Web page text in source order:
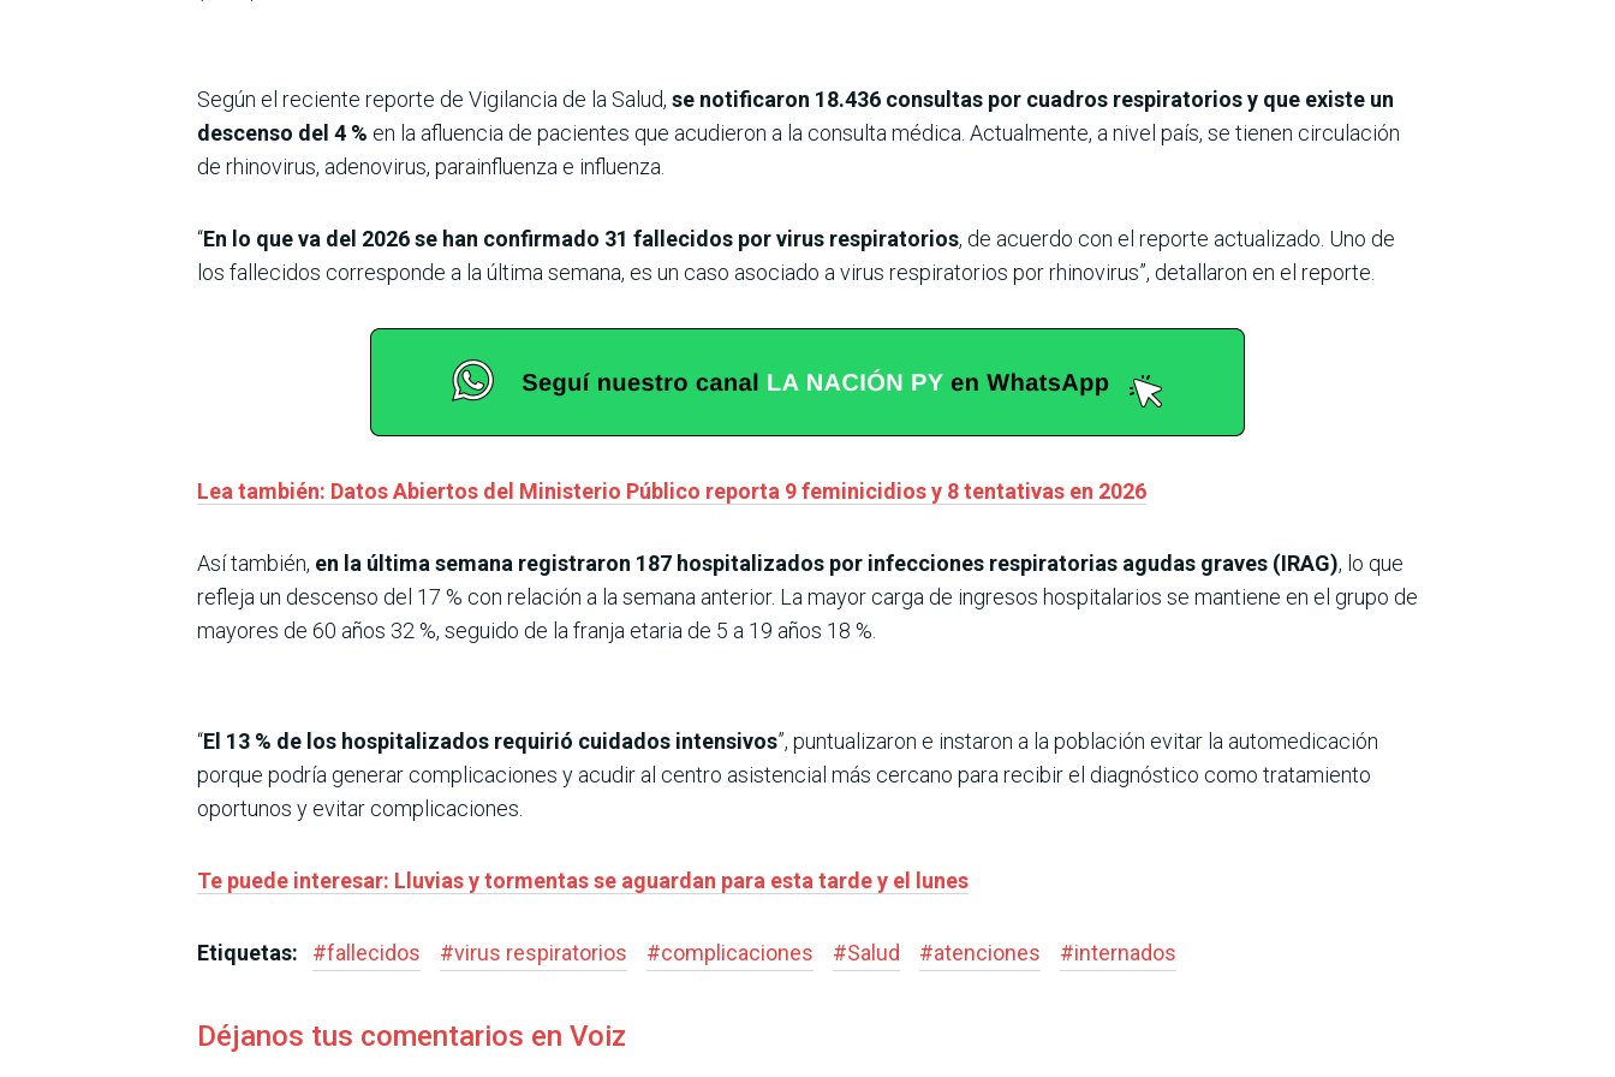
Según el reciente reporte de Vigilancia de la Salud, se notificaron 18.436 consultas por cuadros respiratorios y que existe un
descenso del 4 % en la afluencia de pacientes que acudieron a la consulta médica. Actualmente, a nivel país, se tienen circulación
de rhinovirus, adenovirus, parainfluenza e influenza.
“En lo que va del 2026 se han confirmado 31 fallecidos por virus respiratorios, de acuerdo con el reporte actualizado. Uno de
los fallecidos corresponde a la última semana, es un caso asociado a virus respiratorios por rhinovirus”, detallaron en el reporte.
Lea también: Datos Abiertos del Ministerio Público reporta 9 feminicidios y 8 tentativas en 2026
Así también, en la última semana registraron 187 hospitalizados por infecciones respiratorias agudas graves (IRAG), lo que
refleja un descenso del 17 % con relación a la semana anterior. La mayor carga de ingresos hospitalarios se mantiene en el grupo de
mayores de 60 años 32 %, seguido de la franja etaria de 5 a 19 años 18 %.
“El 13 % de los hospitalizados requirió cuidados intensivos”, puntualizaron e instaron a la población evitar la automedicación
porque podría generar complicaciones y acudir al centro asistencial más cercano para recibir el diagnóstico como tratamiento
oportunos y evitar complicaciones.
Te puede interesar: Lluvias y tormentas se aguardan para esta tarde y el lunes
Etiquetas: #fallecidos #virus respiratorios #complicaciones #Salud #atenciones #internados
Déjanos tus comentarios en Voiz